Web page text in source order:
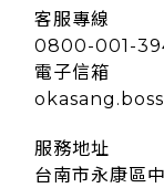
客服專線
0800-001-
電子信箱
服務地址
台南市永康區